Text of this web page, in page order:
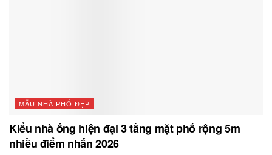
MẪU NHÀ PHỐ ĐẸP
Kiểu nhà ống hiện đại 3 tầng mặt phố rộng 5m
nhiều điểm nhấn 2026